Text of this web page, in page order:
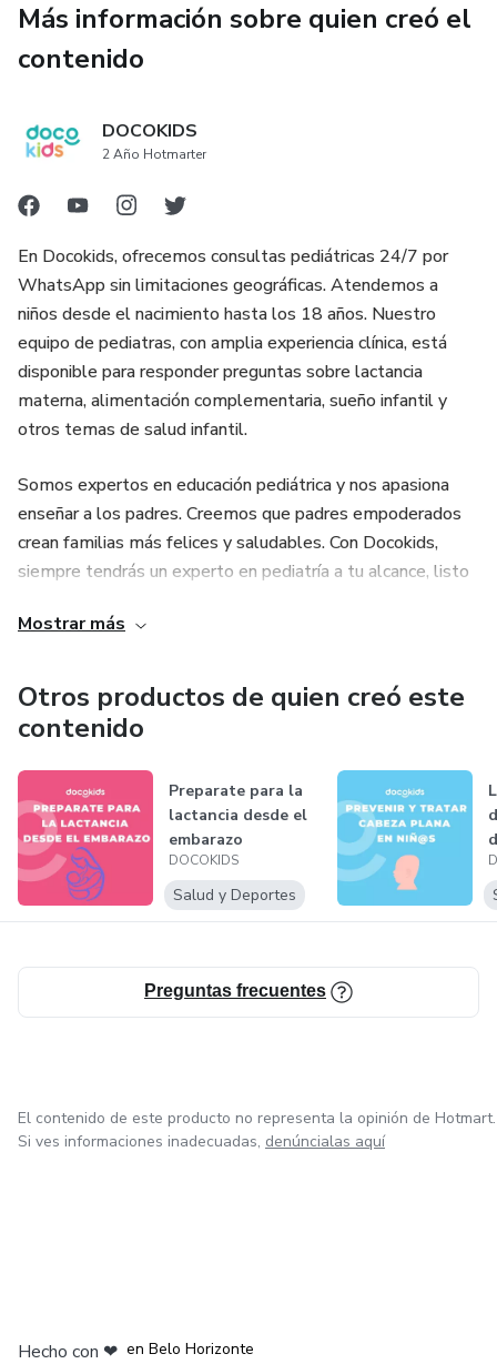
-Exploramos cómo la vacunación no solo protege a tu hijo,
sino también a la comunidad.
cómo contribuir a ella.
Más información sobre quien creó el
contenido
DOCOKIDS
2 Año Hotmarter
En Docokids, ofrecemos consultas pediátricas 24/7 por
WhatsApp sin limitaciones geográficas. Atendemos a
niños desde el nacimiento hasta los 18 años. Nuestro
equipo de pediatras, con amplia experiencia clínica, está
disponible para responder preguntas sobre lactancia
materna, alimentación complementaria, sueño infantil y
otros temas de salud infantil.
Somos expertos en educación pediátrica y nos apasiona
enseñar a los padres. Creemos que padres empoderados
crean familias más felices y saludables. Con Docokids,
siempre tendrás un experto en pediatría a tu alcance, listo
asegurando el bienestar de tus hijos.
Mostrar más
Otros productos de quien creó este
contenido
Preparate para la
lactancia desde el
embarazo
DOCOKIDS
Salud y Deportes
Preguntas frecuentes
El contenido de este producto no representa la opinión de Hotmart.
Si ves informaciones inadecuadas, denúncialas aquí
Hecho con ❤ en Belo Horizonte